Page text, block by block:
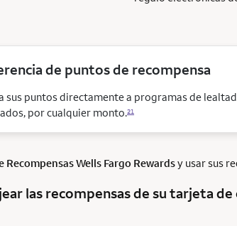
de puntos de recompensa
sus puntos directamente a programas de
por cualquier monto.21
RecompensasWells Fargo Rewardsy usar sus
las recompensas de su tarjeta